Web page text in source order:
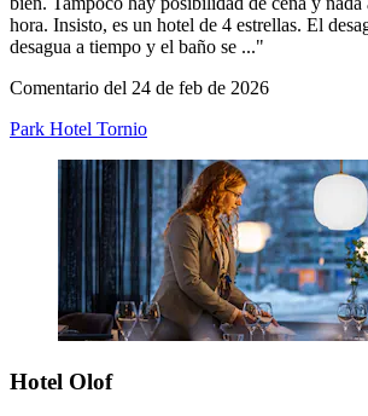
hora. Insisto, es un hotel de 4 estrellas. El
desagua a tiempo y el baño se ..."
Comentario del 24 de feb de 2026
Park Hotel Tornio
Hotel Olof